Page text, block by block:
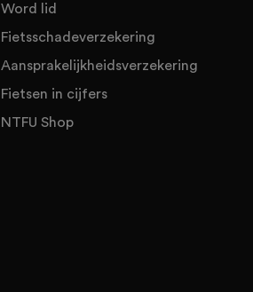
Word lid
Fietsschadeverzekering
Aansprakelijkheidsverzekering
Fietsen in cijfers
NTFU Shop